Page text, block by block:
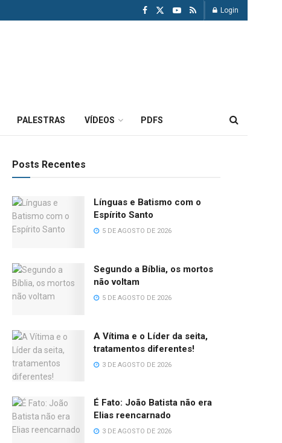
Login
PALESTRAS VÍDEOS PDFS
Posts Recentes
Línguas e Batismo com o
Espírito Santo
5 DE AGOSTO DE 2026
Segundo a Bíblia, os mortos
não voltam
5 DE AGOSTO DE 2026
A Vítima e o Líder da seita,
tratamentos diferentes!
3 DE AGOSTO DE 2026
É Fato: João Batista não era
Elias reencarnado
3 DE AGOSTO DE 2026